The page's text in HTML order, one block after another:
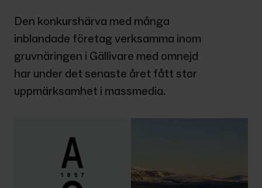
Den konkurshärva med många
inblandade företag verksamma inom
gruvnäringen i Gällivare med omnejd
har under det senaste året fått stor
uppmärksamhet i massmedia.